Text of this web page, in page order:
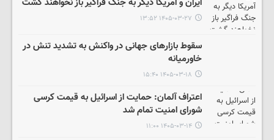
۱۴۰۵-۰۳-۲۷ ۱۳:۵۲
سقوط بازارهای جهانی در واکنش به تشدید تنش در
خاورمیانه
۱۴۰۵-۰۳-۱۸ ۱۵:۴۰
اعتراف آلمان: حمایت از اسرائیل به قیمت کرسی
شورای امنیت تمام شد
۱۴۰۵-۰۳-۱۴ ۱۱:۰۰